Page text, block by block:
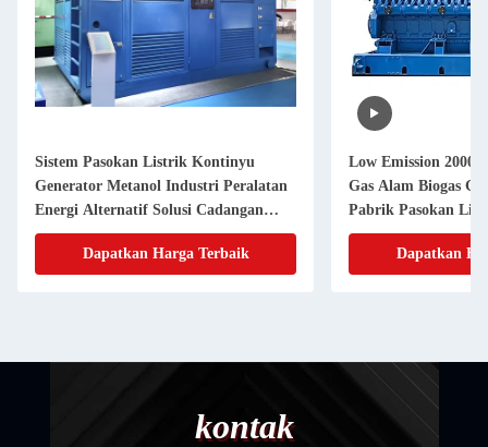
Sistem Pasokan Listrik Kontinyu
Generator Metanol Industri Peralatan
Energi Alternatif Solusi Cadangan
Kinerja Stabil
Dapatkan Harga Terbaik
Low Emission
Gas Alam Biogas
Pabrik Pasokan
Dapatkan
kontak